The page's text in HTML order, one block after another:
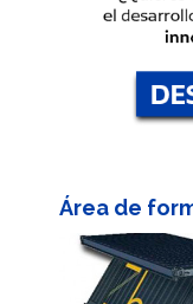
Área de